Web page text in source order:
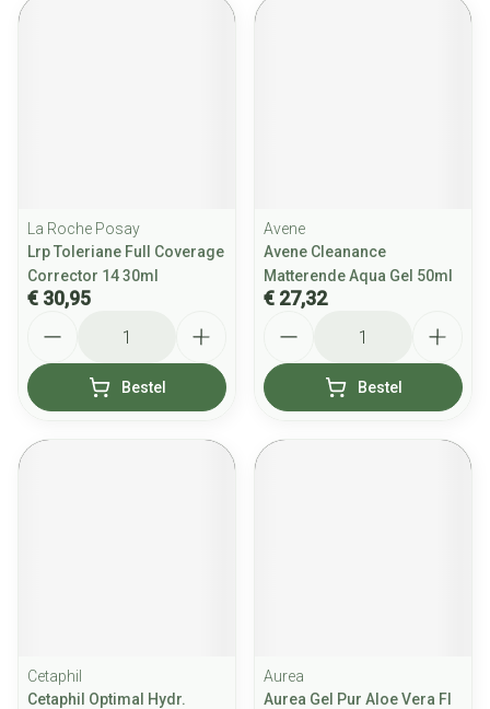
La Roche Posay
Lrp Toleriane Full Coverage
Corrector 14 30ml
€ 30,95
Bestel
Avene
Avene Cleanance
Matterende Aqua Gel 50ml
€ 27,32
Bestel
Cetaphil
Cetaphil Optimal Hydr.
Aurea
Aurea Gel Pur Aloe Vera Fl